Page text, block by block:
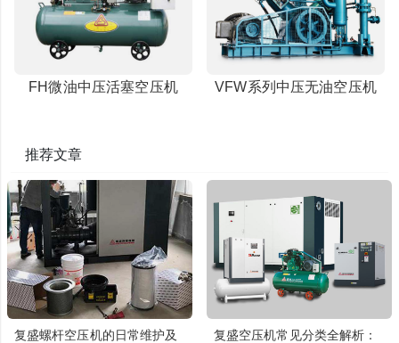
FH微油中压活塞空压机 VFW系列中压无油空压机
推荐文章
复盛螺杆空压机的日常维护及
复盛空压机常见分类全解析：